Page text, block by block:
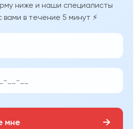
ниже и наши специалисты
вами в течение 5 минут ⚡
мне →